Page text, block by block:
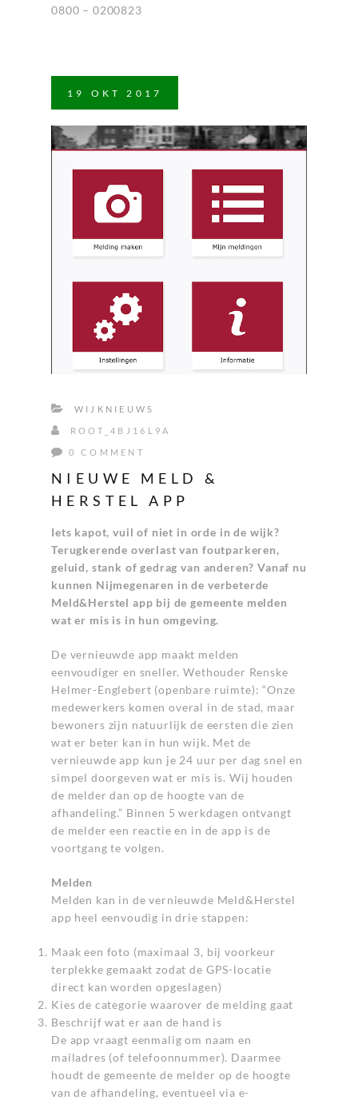
0800 – 0200823
19 OKT 2017
WIJKNIEUWS
ROOT_4BJ16L9A
0 COMMENT
NIEUWE MELD &
HERSTEL APP
Iets kapot, vuil of niet in orde in de wijk?
Terugkerende overlast van foutparkeren,
geluid, stank of gedrag van anderen? Vanaf nu
kunnen Nijmegenaren in de verbeterde
Meld&Herstel app bij de gemeente melden
wat er mis is in hun omgeving.
De vernieuwde app maakt melden
eenvoudiger en sneller. Wethouder Renske
Helmer-Englebert (openbare ruimte): “Onze
medewerkers komen overal in de stad, maar
bewoners zijn natuurlijk de eersten die zien
wat er beter kan in hun wijk. Met de
vernieuwde app kun je 24 uur per dag snel en
simpel doorgeven wat er mis is. Wij houden
de melder dan op de hoogte van de
afhandeling.” Binnen 5 werkdagen ontvangt
de melder een reactie en in de app is de
voortgang te volgen.
Melden
Melden kan in de vernieuwde Meld&Herstel
app heel eenvoudig in drie stappen:
Maak een foto (maximaal 3, bij voorkeur
terplekke gemaakt zodat de GPS-locatie
direct kan worden opgeslagen)
Kies de categorie waarover de melding gaat
Beschrijf wat er aan de hand is
De app vraagt eenmalig om naam en
mailadres (of telefoonnummer). Daarmee
houdt de gemeente de melder op de hoogte
van de afhandeling, eventueel via e-